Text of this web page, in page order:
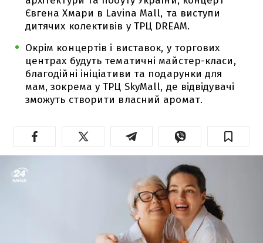
Євгена Хмари в Lavina Mall, та виступи
дитячих колективів у ТРЦ DREAM.
Окрім концертів і виставок, у торгових
центрах будуть тематичні майстер-класи,
благодійні ініціативи та подарунки для
мам, зокрема у ТРЦ SkyMall, де відвідувачі
зможуть створити власний аромат.